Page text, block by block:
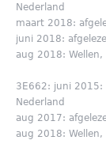
Nederland
maart 2018:
juni 2018:
aug 2018: Wellen,
3E662: juni 2015:
Nederland
aug 2017:
aug 2018: Wellen,